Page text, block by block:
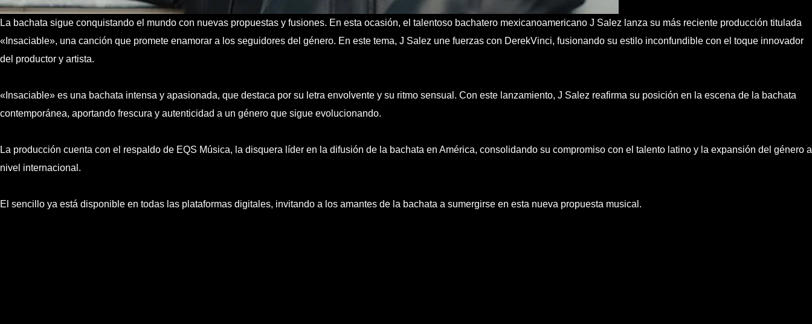
La bachata sigue conquistando el mundo con nuevas propuestas y fusiones. En esta ocasión, el talentoso bachatero mexicanoamericano J Salez lanza su más reciente producción titulada
«Insaciable», una canción que promete enamorar a los seguidores del género. En este tema, J Salez une fuerzas con DerekVinci, fusionando su estilo inconfundible con el toque innovador
del productor y artista.
«Insaciable» es una bachata intensa y apasionada, que destaca por su letra envolvente y su ritmo sensual. Con este lanzamiento, J Salez reafirma su posición en la escena de la bachata
contemporánea, aportando frescura y autenticidad a un género que sigue evolucionando.
La producción cuenta con el respaldo de EQS Música, la disquera líder en la difusión de la bachata en América, consolidando su compromiso con el talento latino y la expansión del género a
nivel internacional.
El sencillo ya está disponible en todas las plataformas digitales, invitando a los amantes de la bachata a sumergirse en esta nueva propuesta musical.